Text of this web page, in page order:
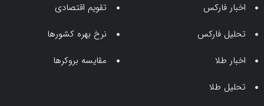
فارکس
فارکس
تقویم اقتصادی
نرخ بهره کشورها
مقایسه بروکرها